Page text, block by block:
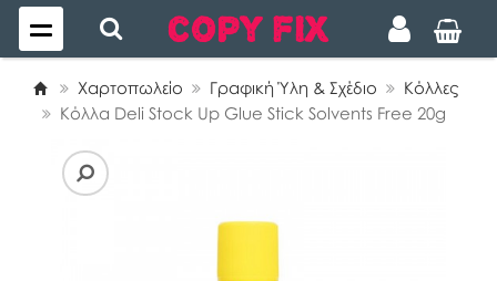
Χαρτοπωλείο Γραφική Ύλη & Σχέδιο
Κόλλες
Κόλλα Deli Stock Up Glue Stick Solvents Free 20g